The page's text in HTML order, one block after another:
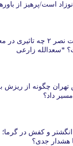
است/پرهیز از
عملیات نصر ۲ چه
*سعدالله زارعی
تهران چگونه از ریزش
مسیر داد؟
و کفش در
هشدار جدی؟